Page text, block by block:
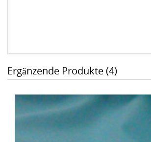
Ergänzende Produkte (4)